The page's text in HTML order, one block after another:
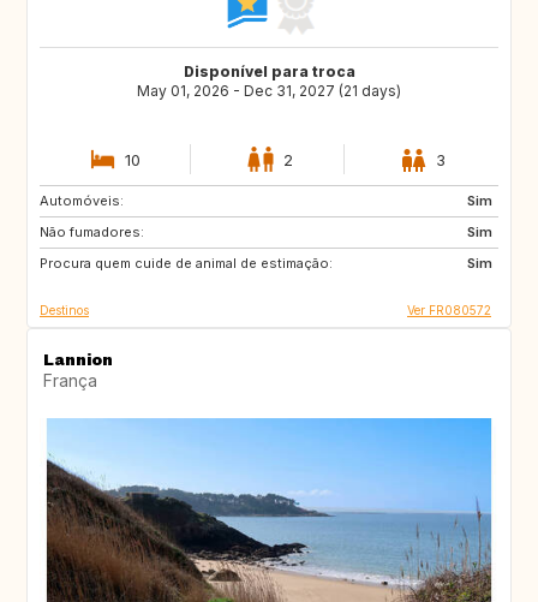
Disponível para troca
May 01, 2026 - Dec 31, 2027 (21 days)
10 2 3
Automóveis:
Sim
Não fumadores:
Sim
Procura quem cuide de animal de estimação:
Sim
ES
DK
SK
Destinos Ver FR080572
Lannion
França